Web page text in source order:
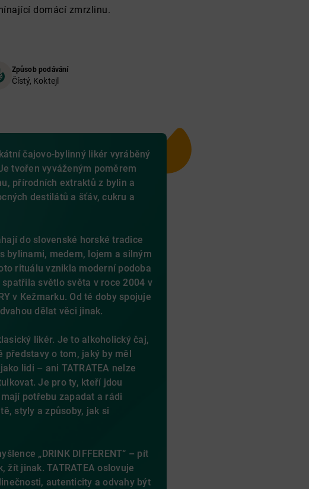
domácí zmrzlinu.
Způsob podávání
Čístý, Koktejl
čajovo-bylinný likér vyráběný
tvořen vyváženým poměrem
přírodních extraktů z bylin a
destilátů a šťáv, cukru a
do slovenské horské tradice
bylinami, medem, lojem a silným
rituálu vznikla moderní podoba
spatřila světlo světa v roce 2004 v
v Kežmarku. Od té doby spojuje
dělat věci jinak.
likér. Je to alkoholický čaj,
představy o tom, jaký by měl
lidi – ani TATRATEA nelze
Je pro ty, kteří jdou
potřebu zapadat a rádi
styly a způsoby, jak si
„DRINK DIFFERENT“ – pít
žít jinak. TATRATEA oslovuje
autenticity a odvahy být